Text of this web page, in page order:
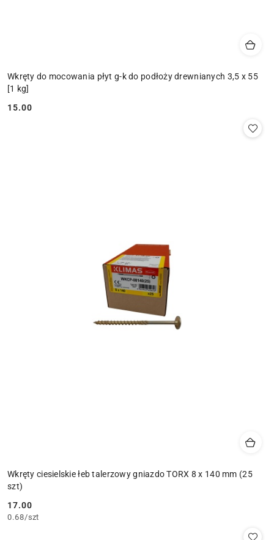
Wkręty do mocowania płyt g-k do podłoży drewnianych 3,5 x 55
[1 kg]
Cena:
15.00
Wkręty ciesielskie łeb talerzowy gniazdo TORX 8 x 140 mm (25
szt)
Cena:
17.00
0.68/szt